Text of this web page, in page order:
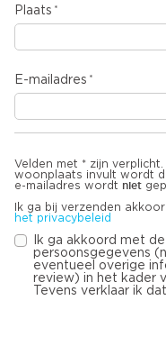
Plaats
E-mailadres
Velden met * zijn
woonplaats invult wordt
e-mailadres wordt niet
Ik ga bij verzenden
het privacybeleid
Ik ga akkoord met
persoonsgegevens
eventueel overige
review) in het kader
Tevens verklaar ik